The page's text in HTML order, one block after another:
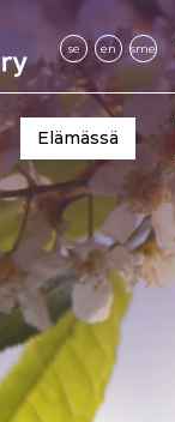
se en sme
Elämässä